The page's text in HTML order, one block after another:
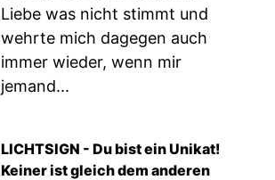
Liebe was nicht stimmt und
wehrte mich dagegen auch
immer wieder, wenn mir
jemand...
LICHTSIGN - Du bist ein Unikat!
Keiner ist gleich dem anderen